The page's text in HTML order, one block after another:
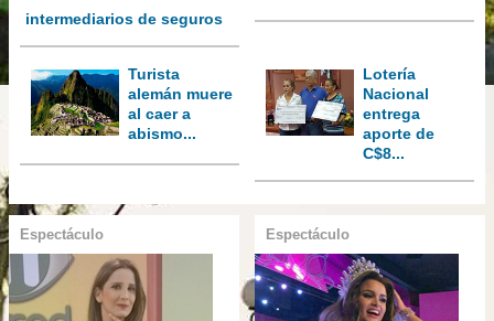
intermediarios de seguros
Turista
alemán muere
al caer a
abismo...
Lotería
Nacional
entrega
aporte de
C$8...
Espectáculo Espectáculo